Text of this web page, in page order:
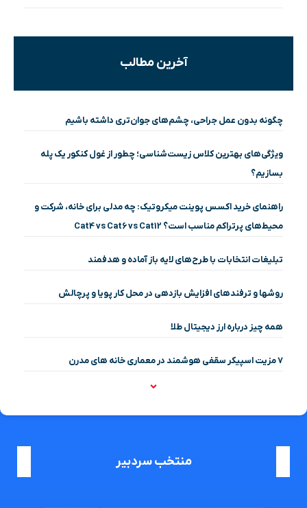
آخرین مطالب
چگونه بدون عمل جراحی، چشم‌های جوان‌تری داشته باشیم
ویژگی‌های بهترین کلاس زیست‌شناسی؛ چطور از غول کنکور یک پله
بسازیم؟
راهنمای خرید اکسس پوینت میکروتیک: چه مدلی برای خانه، شرکت و
محیط‌های پرتراکم مناسب است؟ Cat4 vs Cat6 vs Cat12
تبلیغات انتخابات با طرح‌های لایه باز آماده و هدفمند
روشها و ترفندهای افزایش بازدهی در محل کار پویا و پرچالش
همه چیز درباره ارز دیجیتال طلا
۷ مزیت اسپیکر سقفی هوشمند در معماری خانه‌ های مدرن
منتخب سردبیر